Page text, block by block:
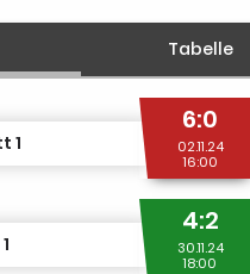
Tabelle
1
6:0
02.11.24
16:00
4:2
30.11.24
18:00